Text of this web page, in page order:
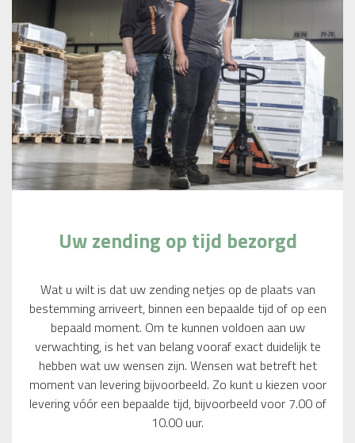
Uw zending op tijd bezorgd
Wat u wilt is dat uw zending netjes op de plaats van
bestemming arriveert, binnen een bepaalde tijd of op een
bepaald moment. Om te kunnen voldoen aan uw
verwachting, is het van belang vooraf exact duidelijk te
hebben wat uw wensen zijn. Wensen wat betreft het
moment van levering bijvoorbeeld. Zo kunt u kiezen voor
levering vóór een bepaalde tijd, bijvoorbeeld voor 7.00 of
10.00 uur.